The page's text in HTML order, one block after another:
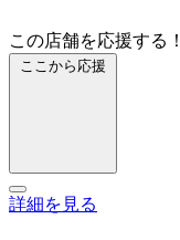
この店舗を応援する！
ここから応援
詳細を見る